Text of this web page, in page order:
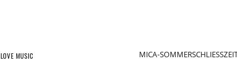
MUSIC MICA-